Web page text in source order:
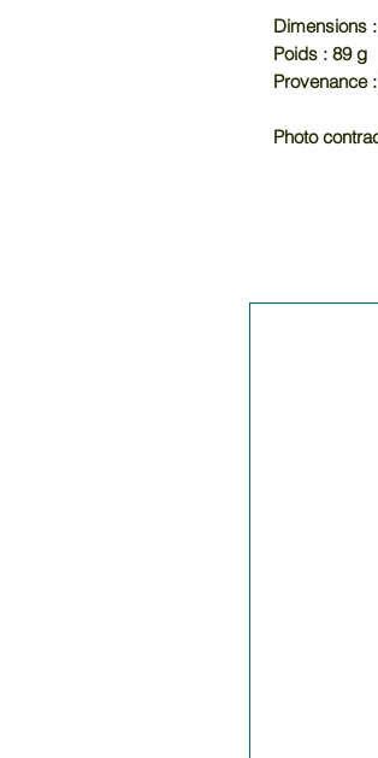
Dimensions
Poids : 89 g
Provenance
Photo